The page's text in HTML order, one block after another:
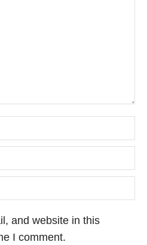
and website in this
I comment.